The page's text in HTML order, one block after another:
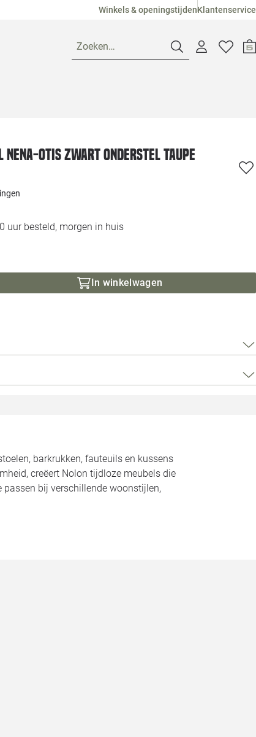
Winkels & openingstijdenKlantenservice
Zoeken…
Loods 5
Alle
Nena-Otis zwart onderstel taupe
uur besteld, morgen in huis
In winkelwagen
barkrukken, fauteuils en kussens
creëert Nolon tijdloze meubels die
bij verschillende woonstijlen,